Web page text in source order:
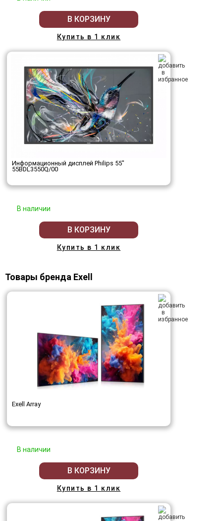
В КОРЗИНУ
Купить в 1 клик
Информационный дисплей Philips 55"
55BDL3550Q/00
В наличии
В КОРЗИНУ
Купить в 1 клик
Товары бренда Exell
Exell Array
В наличии
В КОРЗИНУ
Купить в 1 клик